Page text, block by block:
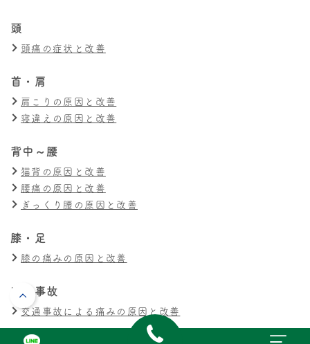
頭
頭痛の症状と改善
首・肩
肩こりの原因と改善
寝違えの原因と改善
背中～腰
猫背の原因と改善
腰痛の原因と改善
ぎっくり腰の原因と改善
膝・足
膝の痛みの原因と改善
交通事故
交通事故による痛みの原因と改善